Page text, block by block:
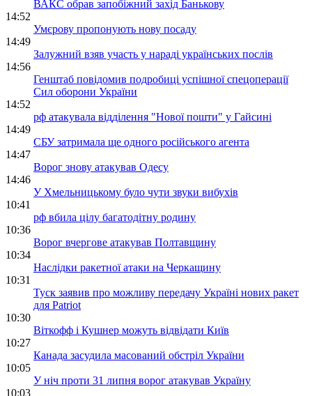
ВАКС обрав запобіжний захід Банькову
14:52
Умєрову пропонують нову посаду
14:49
Залужний взяв участь у нараді українських послів
14:56
Генштаб повідомив подробиці успішної спецоперації
Сил оборони України
14:52
рф атакувала відділення "Нової пошти" у Гайсині
14:49
СБУ затримала ще одного російського агента
14:47
Ворог знову атакував Одесу
14:46
У Хмельницькому було чути звуки вибухів
10:41
рф вбила цілу багатодітну родину
10:36
Ворог вчергове атакував Полтавщину
10:34
Наслідки ракетної атаки на Черкащину
10:31
Туск заявив про можливу передачу Україні нових ракет
для Patriot
10:30
Віткофф і Кушнер можуть відвідати Київ
10:27
Канада засудила масований обстріл України
10:05
У ніч проти 31 липня ворог атакував Україну
10:03